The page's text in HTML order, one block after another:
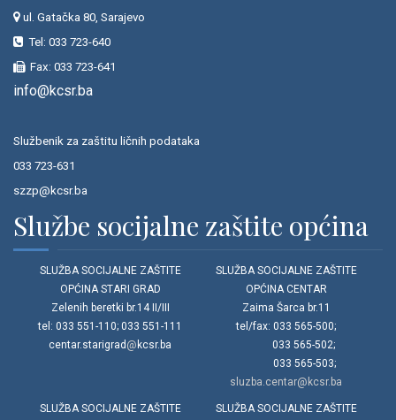
ul. Gatačka 80, Sarajevo
Tel: 033 723-640
Fax: 033 723-641
info@kcsr.ba
Službenik za zaštitu ličnih podataka
033 723-631
szzp@kcsr.ba
Službe socijalne zaštite općina
SLUŽBA SOCIJALNE ZAŠTITE
OPĆINA STARI GRAD
Zelenih beretki br.14 II/III
tel: 033 551-110; 033 551-111
centar.starigrad @ kcsr.ba
SLUŽBA SOCIJALNE ZAŠTITE
OPĆINA CENTAR
Zaima Šarca br.11
tel/fax: 033 565-500;
033 565-502;
033 565-503;
sluzba.centar@kcsr.ba
SLUŽBA SOCIJALNE ZAŠTITE
SLUŽBA SOCIJALNE ZAŠTITE